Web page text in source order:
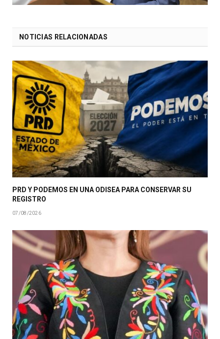
NOTICIAS RELACIONADAS
PRD Y PODEMOS EN UNA ODISEA PARA CONSERVAR SU
REGISTRO
07/08/2026